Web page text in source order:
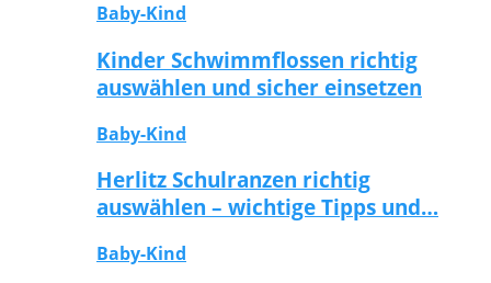
Baby-Kind
Kinder Schwimmflossen richtig
auswählen und sicher einsetzen
Baby-Kind
Herlitz Schulranzen richtig
auswählen – wichtige Tipps und…
Baby-Kind